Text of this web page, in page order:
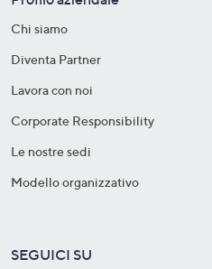
Chi siamo
Diventa Partner
Lavora con noi
Corporate Responsibility
Le nostre sedi
Modello organizzativo
SEGUICI SU